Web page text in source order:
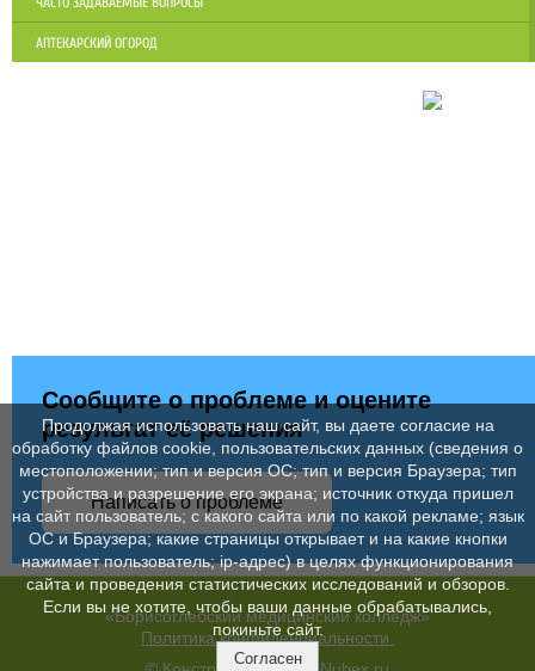
АПТЕКАРСКИЙ ОГОРОД
Сообщите о проблеме и оцените
результат её решения
Написать о проблеме
«Борисоглебский медицинский колледж»
Политика конфиденциальности
Продолжая использовать наш сайт, вы даете согласие на
обработку файлов cookie, пользовательских данных (сведения о
местоположении; тип и версия ОС; тип и версия Браузера; тип
устройства и разрешение его экрана; источник откуда пришел
на сайт пользователь; с какого сайта или по какой рекламе; язык
ОС и Браузера; какие страницы открывает и на какие кнопки
нажимает пользователь; ip-адрес) в целях функционирования
сайта и проведения статистических исследований и обзоров.
Если вы не хотите, чтобы ваши данные обрабатывались,
покиньте сайт.
Согласен